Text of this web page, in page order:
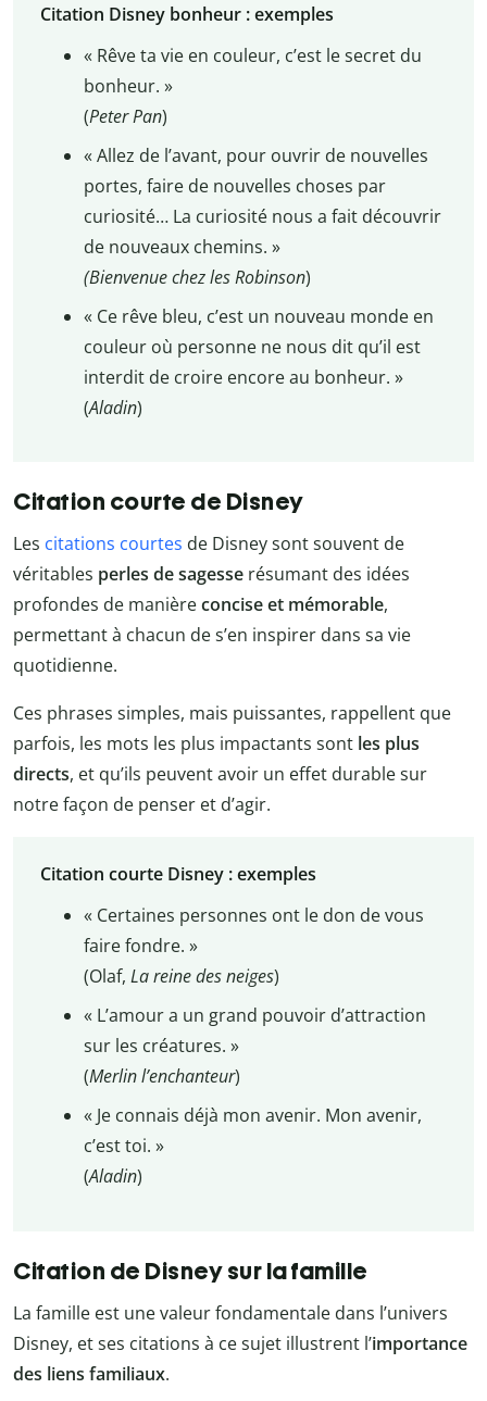
Citation Disney bonheur : exemples
« Rêve ta vie en couleur, c’est le secret du
bonheur. »
(Peter Pan)
« Allez de l’avant, pour ouvrir de nouvelles
portes, faire de nouvelles choses par
curiosité… La curiosité nous a fait découvrir
de nouveaux chemins. »
(Bienvenue chez les Robinson)
« Ce rêve bleu, c’est un nouveau monde en
couleur où personne ne nous dit qu’il est
interdit de croire encore au bonheur. »
(Aladin)
Citation courte de Disney
Les citations courtes de Disney sont souvent de
véritables perles de sagesse résumant des idées
profondes de manièreconcise et mémorable,
permettant à chacun de s’en inspirer dans sa vie
quotidienne.
Ces phrases simples, mais puissantes, rappellent que
parfois, les mots les plus impactants sont les plus
directs, et qu’ils peuvent avoir un effet durable sur
notre façon de penser et d’agir.
Citation courte Disney : exemples
« Certaines personnes ont le don de vous
faire fondre. »
(Olaf, La reine des neiges)
« L’amour a un grand pouvoir d’attraction
sur les créatures. »
(Merlin l’enchanteur)
« Je connais déjà mon avenir. Mon avenir,
c’est toi. »
(Aladin)
Citation de Disney sur la famille
La famille est une valeur fondamentale dans l’univers
Disney, et ses citations à ce sujet illustrent l’importance
des liens familiaux.